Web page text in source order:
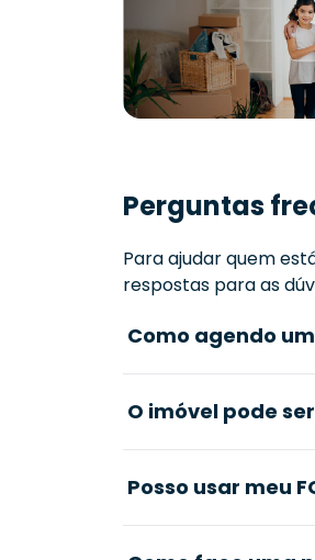
Perguntas
Para ajudar quem
respostas para as
Como agendo
O imóvel pode
Posso usar meu